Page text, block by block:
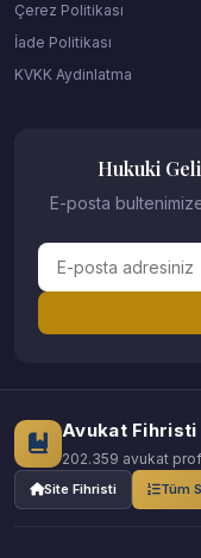
Çerez Politikası
İade Politikası
KVKK Aydinlatma
Hukuki
E-posta
Avukat Fihristi
202.359 avukat
Site Fihristi Tüm